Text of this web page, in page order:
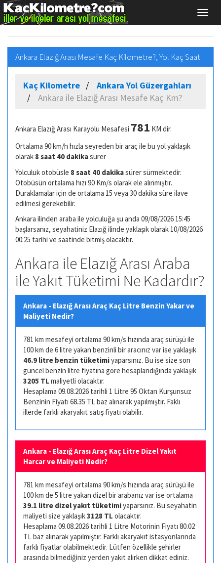
Ankara Elazığ Arası Mesafe Kaç Kilometre?, Yol Kaç Saat
Kaç Kilometre
Ankara Yol Güzergahları
Ankara ile Elazığ Arası Mesafe Kaç Km?
Ankara Elazığ Arası Karayolu Mesafesi 781 KM dir.
Ortalama 90 km/h hızla seyreden bir araç ile bu yol yaklaşık
olarak 8 saat 40 dakikasürer
Yolculuk otobüsle 8 saat 40 dakikasürer sürmektedir.
Otobüsün ortalama hızı 90 Km/s olarak ele alınmıştır.
Duraklamalar için de ortalama 15 veya 30 dakika süre ilave
edilmesi gerekebilir.
Ankara ilinden araba ile yolculuğa şu anda 09/08/2026 15:45
başlarsanız, seyahatiniz Elazığ ilinde yaklaşık olarak 10/08/2026
00:25 tarihi ve saatinde bitmiş olacaktır.
Ankara ile Elazığ Arası Araba
ile Yakıt Tüketimi Ne Kadardır?
Ankara - Elazığ Arası Araç Kaç Litre Benzin Yakar ve
Maliyeti Nedir?
781 km mesafeyi ortalama 90 km/s hızında araç sürüşü ile
100 km de 6 litre yakan benzinli bir aracınız var ise yaklaşık
46.9 litre benzin tüketimiyaparsınız. Bu ise size son
güncel benzin litre fiyatına göre hesaplandığında yaklaşık
3205 TL maliyetli olacaktır.
Hesaplama 09.08.2026 tarihli 1 Litre 95 Oktan Kurşunsuz
Benzinin Fiyatı 68.35 TL baz alınarak yapılmıştır. Faklı
illerde farklı akaryakıt satış fiyatı olabilir.
Ankara - Elazığ Arası Araç Kaç Litre Dizel Yakıt
Harcar ve Maliyeti Nedir?
781 km mesafeyi ortalama 90 km/s hızında araç sürüşü ile
100 km de 5 litre yakan dizel bir arabanız var ise ortalama
39.1 litre dizel yakıt tüketimiyaparsınız. Bu seyahatin
maliyeti size yaklaşık3128 TL olacaktır.
Hesaplama 09.08.2026 tarihli 1 Litre Motorinin Fiyatı 80.02
TL baz alınarak yapılmıştır. Farklı akaryakıt istasyonlarında
farklı fiyatlar olabilmektedir. Lütfen özellikle şehirler
arasında bilmediğiniz yerden yakıt alırken dikkat ediniz.